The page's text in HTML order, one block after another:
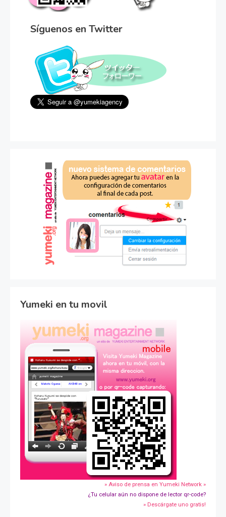
Síguenos en Twitter
Yumeki en tu movil
» Aviso de prensa en Yumeki Network »
¿Tu celular aún no dispone de lector qr-code?
» Descárgate uno gratis!